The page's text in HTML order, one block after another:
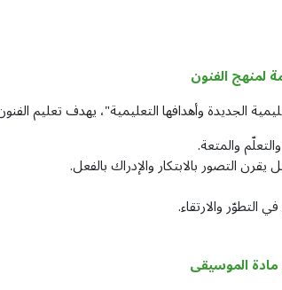
لمنهج الفنون
والمتعة.
التصور بالابتكار والإدراك بالفعل.
والارتقاء.
الموسيقى